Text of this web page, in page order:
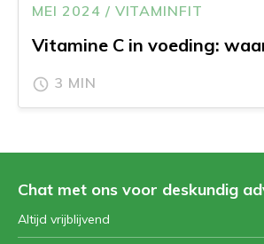
MEI 2024 / VITAMINFIT
Vitamine C in voeding:
3 MIN
Chat met ons voor deskundig
Altijd vrijblijvend